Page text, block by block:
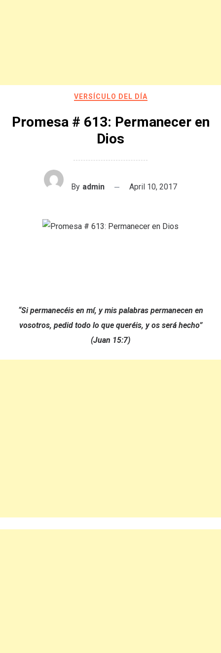
VERSÍCULO DEL DÍA
Promesa # 613: Permanecer en
Dios
By admin April 10, 2017
“Si permanecéis en mí, y mis palabras permanecen en
vosotros, pedid todo lo que queréis, y os será hecho”
(Juan 15:7)